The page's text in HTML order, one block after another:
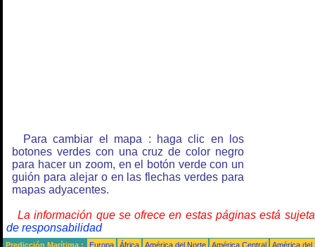
Para cambiar el mapa : haga clic en los
botones verdes con una cruz de color negro
para hacer un zoom, en el botón verde con un
guión para alejar o en las flechas verdes para
mapas adyacentes.
La información que se ofrece en estas páginas está
de responsabilidad
Predicción Marítima : Europa África América del Norte América Central
América del